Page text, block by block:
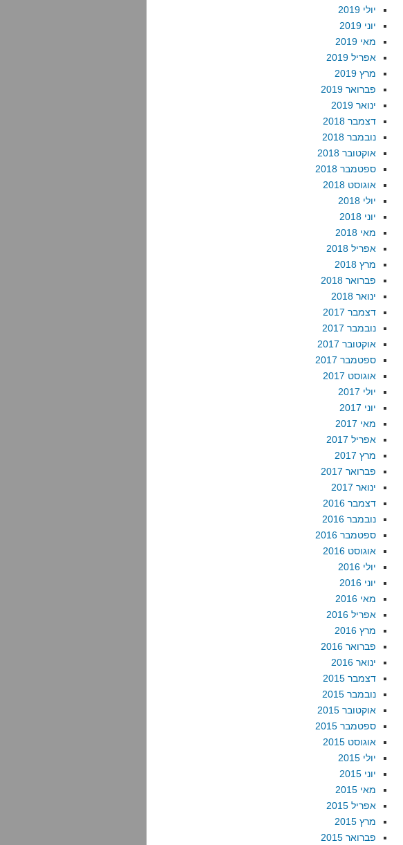
יולי 2019
יוני 2019
מאי 2019
אפריל 2019
מרץ 2019
פברואר 2019
ינואר 2019
דצמבר 2018
נובמבר 2018
אוקטובר 2018
ספטמבר 2018
אוגוסט 2018
יולי 2018
יוני 2018
מאי 2018
אפריל 2018
מרץ 2018
פברואר 2018
ינואר 2018
דצמבר 2017
נובמבר 2017
אוקטובר 2017
ספטמבר 2017
אוגוסט 2017
יולי 2017
יוני 2017
מאי 2017
אפריל 2017
מרץ 2017
פברואר 2017
ינואר 2017
דצמבר 2016
נובמבר 2016
ספטמבר 2016
אוגוסט 2016
יולי 2016
יוני 2016
מאי 2016
אפריל 2016
מרץ 2016
פברואר 2016
ינואר 2016
דצמבר 2015
נובמבר 2015
אוקטובר 2015
ספטמבר 2015
אוגוסט 2015
יולי 2015
יוני 2015
מאי 2015
אפריל 2015
מרץ 2015
פברואר 2015